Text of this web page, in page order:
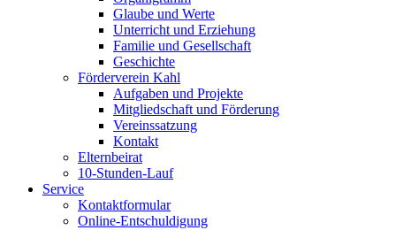
Glaube und Werte
Unterricht und Erziehung
Familie und Gesellschaft
Geschichte
Förderverein Kahl
Aufgaben und Projekte
Mitgliedschaft und Förderung
Vereinssatzung
Kontakt
Elternbeirat
10-Stunden-Lauf
Service
Kontaktformular
Online-Entschuldigung